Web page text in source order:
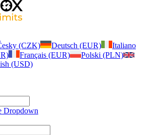
(CZK) Deutsch (EUR)
Italiano
Français (EUR)
Polski (PLN)
(USD)
Dropdown